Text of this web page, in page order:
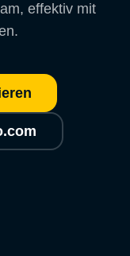
effektiv mit